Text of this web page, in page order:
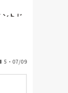
トじ
何分あ
。
本通
5 ・ 07/09